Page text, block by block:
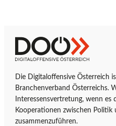
Z
u
S
t
a
r
D
i
i
t
a
l
Die Digitaloffensive Österreich
Branchenverband Österreichs.
Interessensvertretung, wenn es
Kooperationen zwischen
zusammenzuführen.